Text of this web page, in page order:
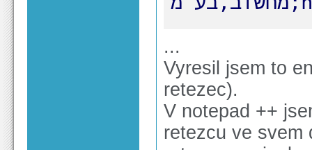
...
Vyresil jsem to
retezec).
V notepad ++
retezcu ve svem